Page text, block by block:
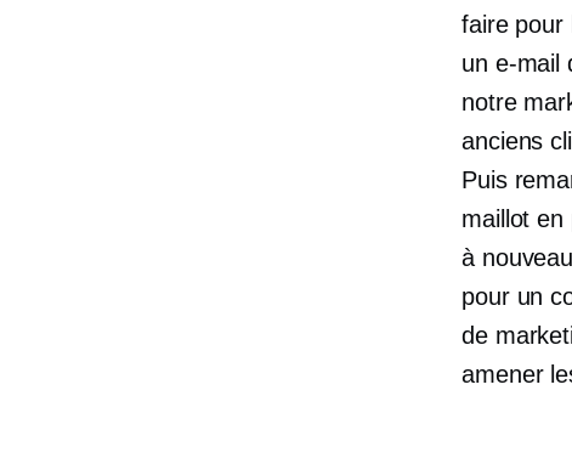
faire pour
un e-mail
notre
anciens
Puis
maillot en
à
pour un
de
amener